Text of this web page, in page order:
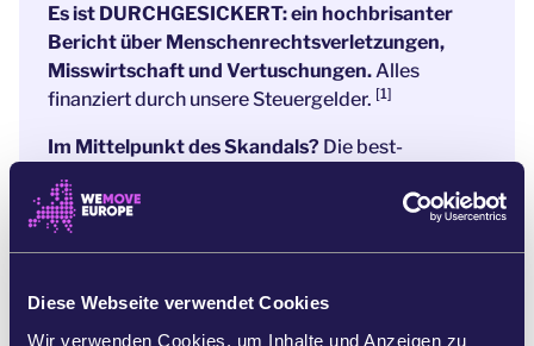
Diese Webseite verwendet Cookies
Wir verwenden Cookies, um Inhalte und Anzeigen zu
Es ist DURCHGESICKERT: ein hochbrisanter
Bericht über Menschenrechtsverletzungen,
Misswirtschaft und Vertuschungen.Alles
finanziert durch unsere Steuergelder. [1]
Im Mittelpunkt des Skandals? Die best-
finanzierteste Behörde der EU,
Grenzschutzagentur Frontex
, die eigentlich
Menschen auf der Flucht schützen sollte.
Menschenrechtsverletzungen und sahen zu wie
Menschen im Mittelmeer ertranken.